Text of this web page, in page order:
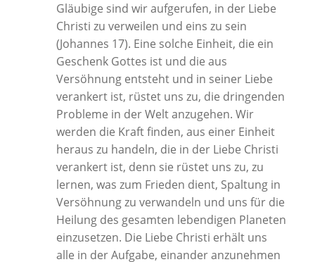
Gläubige sind wir aufgerufen, in der Liebe
Christi zu verweilen und eins zu sein
(Johannes 17). Eine solche Einheit, die ein
Geschenk Gottes ist und die aus
Versöhnung entsteht und in seiner Liebe
verankert ist, rüstet uns zu, die dringenden
Probleme in der Welt anzugehen. Wir
werden die Kraft finden, aus einer Einheit
heraus zu handeln, die in der Liebe Christi
verankert ist, denn sie rüstet uns zu, zu
lernen, was zum Frieden dient, Spaltung in
Versöhnung zu verwandeln und uns für die
Heilung des gesamten lebendigen Planeten
einzusetzen. Die Liebe Christi erhält uns
alle in der Aufgabe, einander anzunehmen